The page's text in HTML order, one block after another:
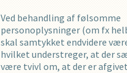
Ved behandling af følsomme
personoplysninger (om fx
skal samtykket endvidere
hvilket understreger, at der
være tvivl om, at der er